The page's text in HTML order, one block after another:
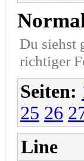
Du siehst
richtiger
Seiten:
25 26
Line